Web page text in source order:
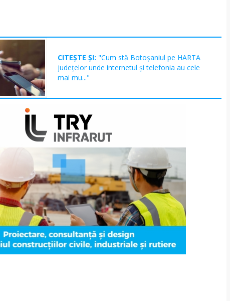
CITEȘTE ȘI: "Cum stă Botoșaniul pe HARTA
județelor unde internetul și telefonia au cele
mai mu..."